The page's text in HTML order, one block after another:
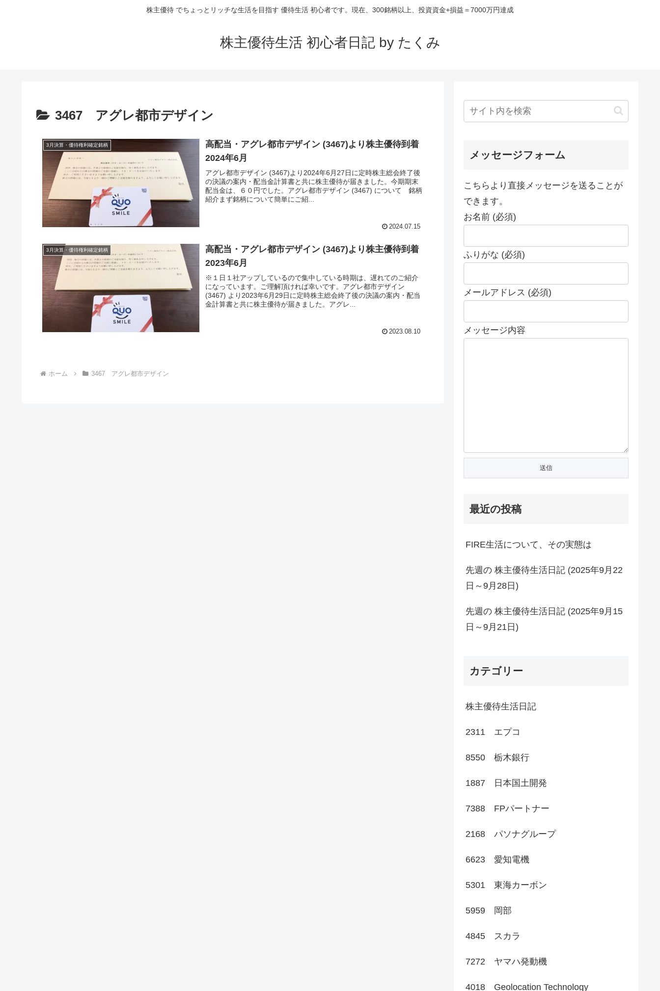
株主優待 でちょっとリッチな生活を目指す 優待生活 初心者です。現在、300銘柄以上、投資資金+損益＝7000万円達成
株主優待生活 初心者日記 by たくみ
3467 アグレ都市デザイン
3月決算・優待権利確定銘柄
高配当・アグレ都市デザイン (3467)より株主優待到着
2024年6月
アグレ都市デザイン (3467)より2024年6月27日に定時株主総会終了後
の決議の案内・配当金計算書と共に株主優待が届きました。今期期末
配当金は、６０円でした。アグレ都市デザイン (3467) について 銘柄
紹介まず銘柄について簡単にご紹...
2024.07.15
3月決算・優待権利確定銘柄
高配当・アグレ都市デザイン (3467)より株主優待到着
2023年6月
※１日１社アップしているので集中している時期は、遅れてのご紹介
になっています。ご理解頂ければ幸いです。アグレ都市デザイン
(3467) より2023年6月29日に定時株主総会終了後の決議の案内・配当
金計算書と共に株主優待が届きました。アグレ...
2023.08.10
ホーム 3467 アグレ都市デザイン
メッセージフォーム
こちらより直接メッセージを送ることが
できます。
お名前 (必須)
ふりがな (必須)
メールアドレス (必須)
メッセージ内容
最近の投稿
FIRE生活について、その実態は
先週の 株主優待生活日記 (2025年9月22
日～9月28日)
先週の 株主優待生活日記 (2025年9月15
日～9月21日)
カテゴリー
株主優待生活日記
2311 エプコ
8550 栃木銀行
1887 日本国土開発
7388 FPパートナー
2168 パソナグループ
6623 愛知電機
5301 東海カーボン
5959 岡部
4845 スカラ
7272 ヤマハ発動機
4018 Geolocation Technology